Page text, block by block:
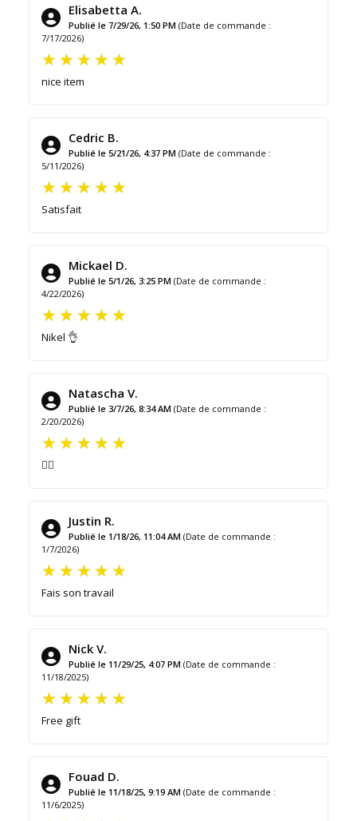
Elisabetta A.
Publié le 7/29/26, 1:50 PM (Date de commande :
7/17/2026)
nice item
Cedric B.
Publié le 5/21/26, 4:37 PM (Date de commande :
5/11/2026)
Satisfait
Mickael D.
Publié le 5/1/26, 3:25 PM (Date de commande :
4/22/2026)
Nikel 👌
Natascha V.
Publié le 3/7/26, 8:34 AM (Date de commande :
2/20/2026)
👌🏻
Justin R.
Publié le 1/18/26, 11:04 AM (Date de commande :
1/7/2026)
Fais son travail
Nick V.
Publié le 11/29/25, 4:07 PM (Date de commande :
11/18/2025)
Free gift
Fouad D.
Publié le 11/18/25, 9:19 AM (Date de commande :
11/6/2025)